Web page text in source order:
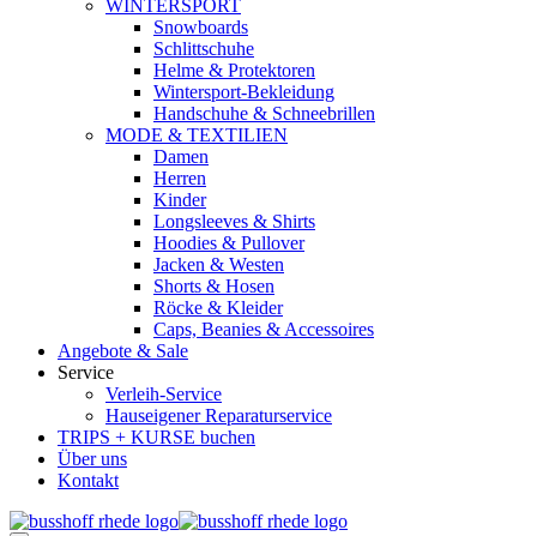
WINTERSPORT
Snowboards
Schlittschuhe
Helme & Protektoren
Wintersport-Bekleidung
Handschuhe & Schneebrillen
MODE & TEXTILIEN
Damen
Herren
Kinder
Longsleeves & Shirts
Hoodies & Pullover
Jacken & Westen
Shorts & Hosen
Röcke & Kleider
Caps, Beanies & Accessoires
Angebote & Sale
Service
Verleih-Service
Hauseigener Reparaturservice
TRIPS + KURSE buchen
Über uns
Kontakt